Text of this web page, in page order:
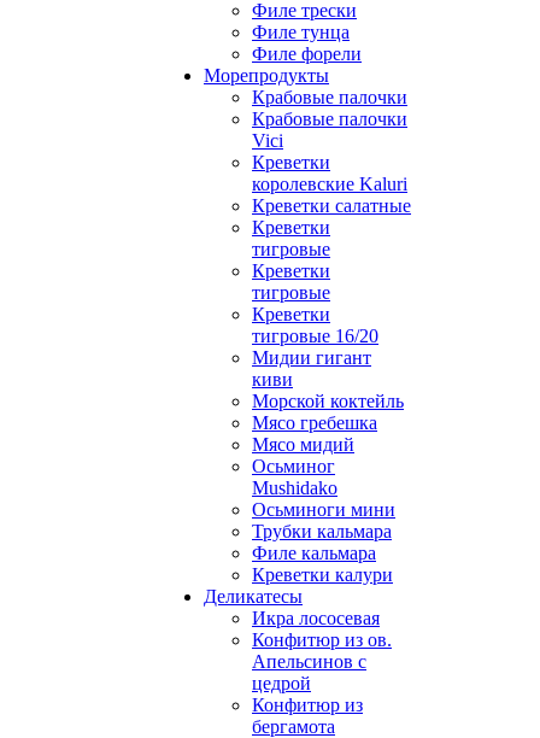
Филе трески
Филе тунца
Филе форели
Морепродукты
Крабовые палочки
Крабовые палочки
Vici
Креветки
королевские Kaluri
Креветки салатные
Креветки
тигровые
Креветки
тигровые
Креветки
тигровые 16/20
Мидии гигант
киви
Морской коктейль
Мясо гребешка
Мясо мидий
Осьминог
Mushidako
Осьминоги мини
Трубки кальмара
Филе кальмара
Креветки калури
Деликатесы
Икра лососевая
Конфитюр из ов.
Апельсинов с
цедрой
Конфитюр из
бергамота